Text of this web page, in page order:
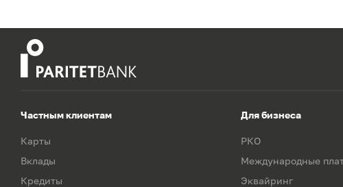
Частным клиентам
Карты
Вклады
Кредиты
Для бизнеса
РКО
Международные
Эквайринг